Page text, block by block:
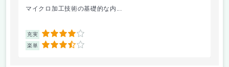
マイクロ加工技術の基礎的な内...
充実 4
楽単 3.5